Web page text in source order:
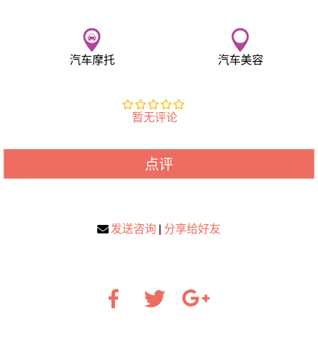
汽车摩托 汽车美容
暂无评论
点评
发送咨询 | 分享给好友